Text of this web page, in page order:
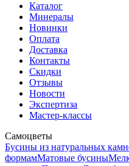
Каталог
Минералы
Новинки
Оплата
Доставка
Контакты
Скидки
Отзывы
Новости
Экспертиза
Мастер-классы
Самоцветы
Бусины из натуральных
формамМатовые бусины